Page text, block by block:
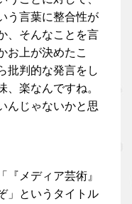
う言葉に整合性が
、そんなことを言
お上が決めたこ
批判的な発言をし
、楽なんですね。
んじゃないかと思
『メディア芸術』
」というタイトル